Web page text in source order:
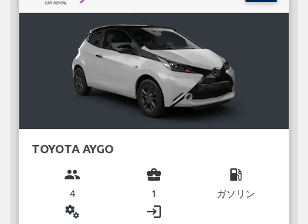
TOYOTA AYGO
group
4
business_center
1
local_gas_station
ガソリン
miscellaneous_services login